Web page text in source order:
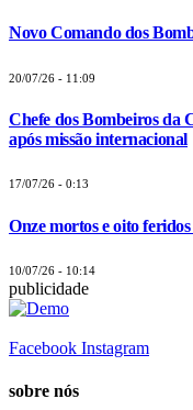
Novo Comando dos
20/07/26 - 11:09
Chefe dos Bombeiros da
após missão internacional
17/07/26 - 0:13
Onze mortos e oito
10/07/26 - 10:14
publicidade
Facebook Instagram
sobre nós